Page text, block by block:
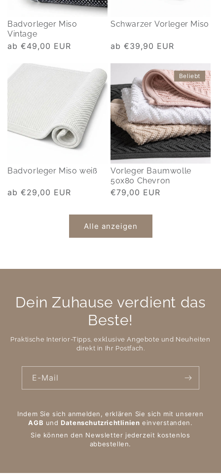
Badvorleger Miso
Vintage
Normaler
ab €49,00 EUR
Schwarzer Vorleger Miso
Normaler
ab €39,90 EUR
Badvorleger Miso weiß
Normaler
ab €29,00 EUR
Vorleger Baumwolle
50x80 Chevron
Normaler
€79,00 EUR
Beliebt
Alle anzeigen
Dein Zuhause verdient das
Beste!
Praktische Interior-Tipps, exklusive Angebote und Neuheiten
direkt in Ihr Postfach.
E-Mail
Indem Sie sich anmelden, erklären Sie sich mit unseren
AGB undDatenschutzrichtlinien einverstanden.
Sie können den Newsletter jederzeit kostenlos
abbestellen.